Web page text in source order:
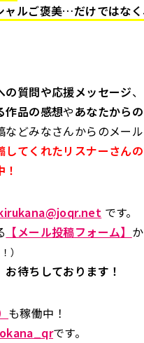
ャルご褒美…だけではな
の質問や応援メッセージ、
作品の感想やあなたから
どみなさんからのメー
してくれたリスナーさん
です。
【メール投稿フォーム】
）
待ちしております！
も稼働中！
です。